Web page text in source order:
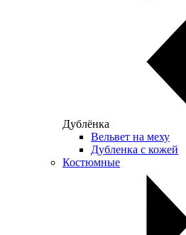
Дублёнка
Вельвет на меху
Дубленка с кожей
Костюмные